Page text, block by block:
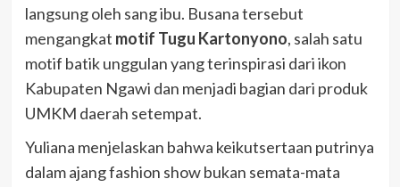
langsung oleh sang ibu. Busana tersebut
mengangkat motif Tugu Kartonyono, salah satu
motif batik unggulan yang terinspirasi dari ikon
Kabupaten Ngawi dan menjadi bagian dari produk
UMKM daerah setempat.
Yuliana menjelaskan bahwa keikutsertaan putrinya
dalam ajang fashion show bukan semata-mata